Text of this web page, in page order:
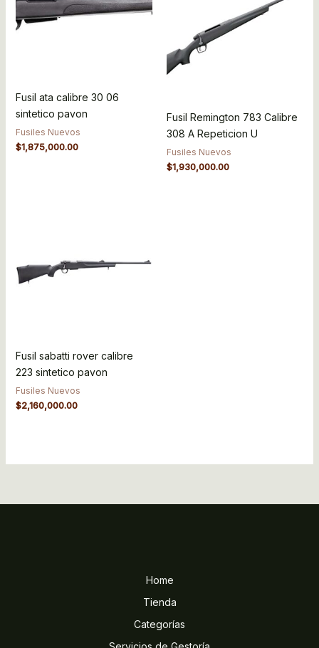
Fusil ata calibre 30 06
sintetico pavon
Fusiles Nuevos
$1,875,000.00
Fusil Remington 783 Calibre
308 A Repeticion U
Fusiles Nuevos
$1,930,000.00
Fusil sabatti rover calibre
223 sintetico pavon
Fusiles Nuevos
$2,160,000.00
Home
Tienda
Categorías